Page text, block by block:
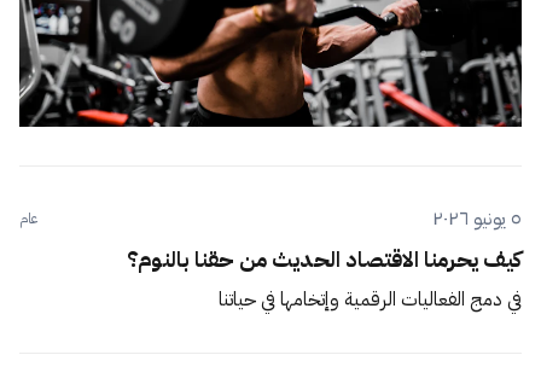
٥ يونيو ٢٠٢٦ عام
كيف يحرمنا الاقتصاد الحديث من حقنا بالنوم؟
في دمج الفعاليات الرقمية وإتخامها في حياتنا